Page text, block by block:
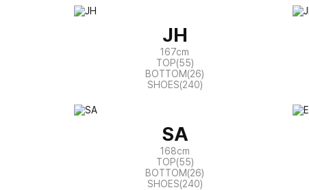
JH
167cm
TOP(55)
BOTTOM(26)
SHOES(240)
SA
168cm
TOP(55)
BOTTOM(26)
SHOES(240)